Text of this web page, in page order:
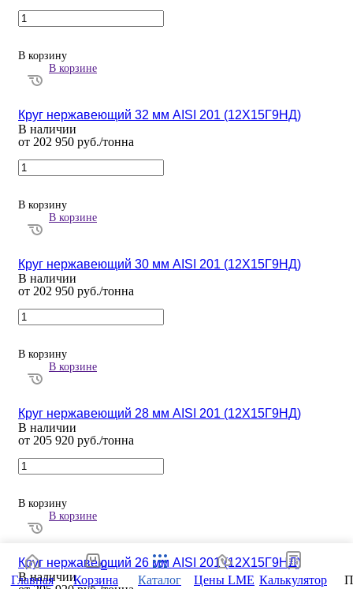
В корзину
В корзине
Круг нержавеющий 32 мм AISI 201 (12Х15Г9НД)
В наличии
от 202 950 руб./тонна
В корзину
В корзине
Круг нержавеющий 30 мм AISI 201 (12Х15Г9НД)
В наличии
от 202 950 руб./тонна
В корзину
В корзине
Круг нержавеющий 28 мм AISI 201 (12Х15Г9НД)
В наличии
от 205 920 руб./тонна
В корзину
В корзине
Круг нержавеющий 26 мм AISI 201 (12Х15Г9НД)
В наличии
Главная
0
Корзина
Каталог Цены LME Калькулятор